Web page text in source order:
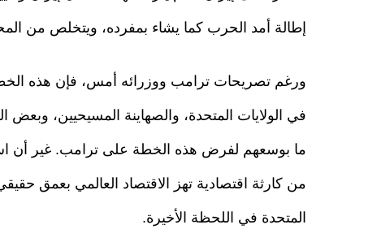
إطالة أمد الحرب كما يشاء بمفرده، ويتخلص من
ورغم تصريحات ترامب ووزرائه أمس، فإن هذه
في الولايات المتحدة، والصهاينة المسيحيين،
ما بوسعهم لفرض هذه الخطة على ترامب. غير أن
من كارثة اقتصادية تهز الاقتصاد العالمي بعمق
المتحدة في اللحظة الأخيرة.